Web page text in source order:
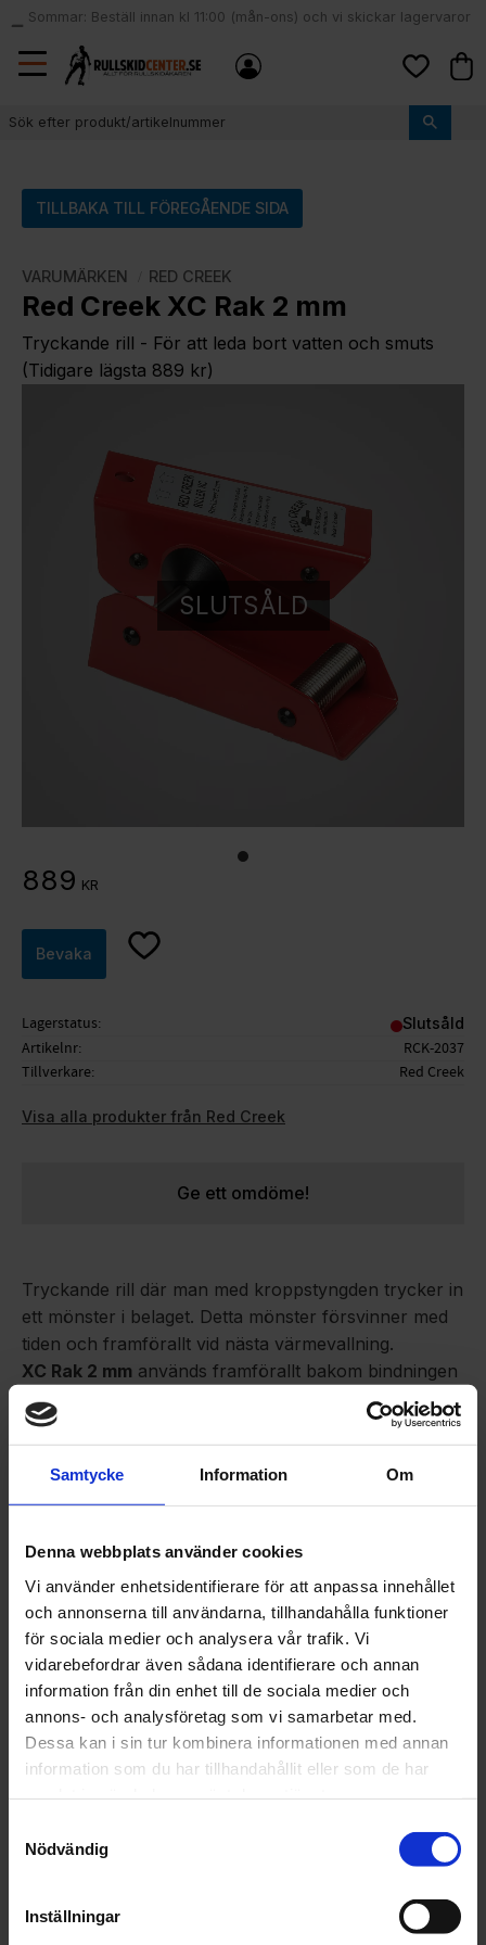
Samtycke Information Om
Denna webbplats använder cookies
Vi använder enhetsidentifierare för att anpassa innehållet
och annonserna till användarna, tillhandahålla funktioner
för sociala medier och analysera vår trafik. Vi
vidarebefordrar även sådana identifierare och annan
information från din enhet till de sociala medier och
annons- och analysföretag som vi samarbetar med.
Dessa kan i sin tur kombinera informationen med annan
information som du har tillhandahållit eller som de har
Nödvändig
Inställningar
Meny
local_shipping
Sommar: Beställ innan kl 11:00 (mån-ons) och vi skickar lagervaror
samma dag
TILLBAKA TILL FÖREGÅENDE SIDA
VARUMÄRKEN RED CREEK
Red Creek XC Rak 2 mm
Tryckande rill - För att leda bort vatten och smuts
(Tidigare lägsta 889 kr)
SLUTSÅLD
889 KR
Lägg till i favoriter
Bevaka
Lagerstatus Slutsåld
Artikelnr
RCK-2037
Tillverkare
Red Creek
Visa alla produkter från Red Creek
Ge ett omdöme!
Tryckande rill där man med kroppstyngden trycker in
ett mönster i belaget. Detta mönster försvinner med
tiden och framförallt vid nästa värmevallning.
XC Rak 2 mm används framförallt bakom bindningen
för att leda bort vatten. Desto blötare det är desto
djupare tryck.
(Jämför med att gräva diken på åkrarna för att leda
bort vattnet)
På klassiska längdskidor går det även bra att lägga
finns risk att skidan annars nyper i uppförsbackarna.
Kombinera gärna med XC Coarse.
Instruktioner från tillverkaren:
Används i vått före i kombination med snedhuggna
rillar och julgransrillar. Gärna även i kombination med
Rak 1 mm framtill. Alltid även i kall fuktig konstsnö
och gammal snö. Mestadels på den bakre delen av
skidan.